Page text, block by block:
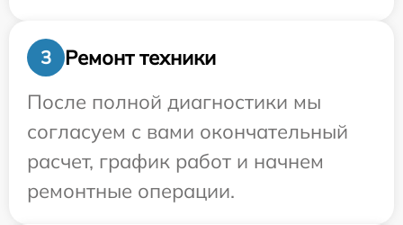
3
Ремонт техники
После полной диагностики мы
согласуем с вами окончательный
расчет, график работ и начнем
ремонтные операции.